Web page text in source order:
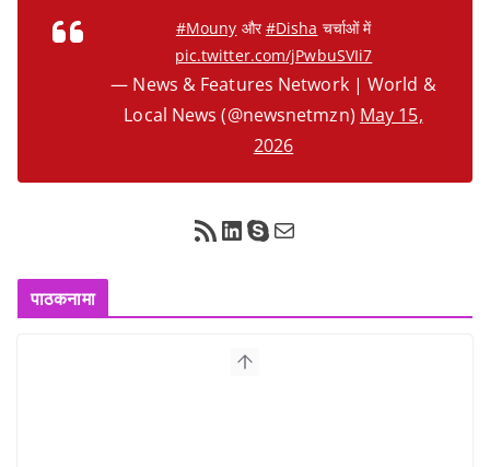
#Mouny और#Disha चर्चाओं में
pic.twitter.com/jPwbuSVIi7
— News & Features Network | World &
Local News (@newsnetmzn) May 15,
2026
RSS Feed LinkedIn Skype Mail
पाठकनामा